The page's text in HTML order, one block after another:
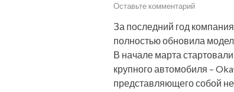
Оставьте комментарий
За последний год
полностью обновила
В начале марта
крупного автомобиля –
представляющего собой